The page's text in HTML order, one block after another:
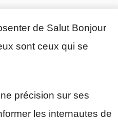
de Salut Bonjour
sont ceux qui se
précision sur ses
les internautes de